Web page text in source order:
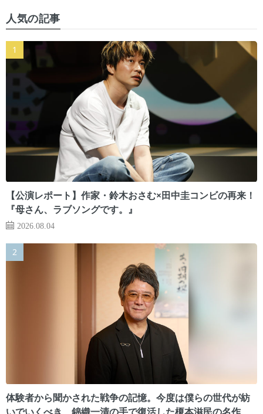
人気の記事
【公演レポート】作家・鈴木おさむ×田中圭コンビの再来！
『母さん、ラブソングです。』
2026.08.04
体験者から聞かされた戦争の記憶。今度は僕らの世代が紡
いでいくべき 錦織一清の手で復活した榎本滋民の名作